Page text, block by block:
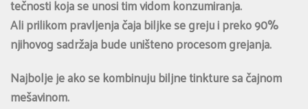
tečnosti koja se unosi tim vidom konzumiranja.
Ali prilikom pravljenja čaja biljke se greju i preko 90%
njihovog sadržaja bude uništeno procesom grejanja.
Najbolje je ako se kombinuju biljne tinkture sa čajnom
mešavinom.